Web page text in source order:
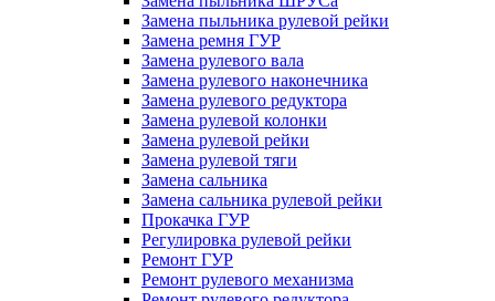
Замена пыльника рулевой рейки
Замена ремня ГУР
Замена рулевого вала
Замена рулевого наконечника
Замена рулевого редуктора
Замена рулевой колонки
Замена рулевой рейки
Замена рулевой тяги
Замена сальника
Замена сальника рулевой рейки
Прокачка ГУР
Регулировка рулевой рейки
Ремонт ГУР
Ремонт рулевого механизма